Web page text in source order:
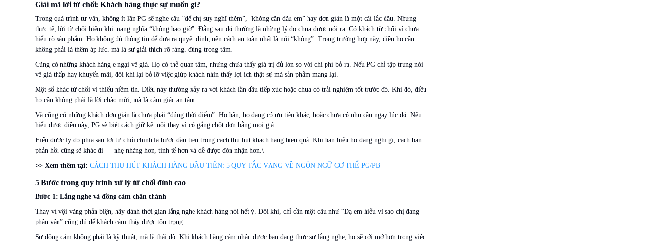
Giải mã lời từ chối: Khách hàng thực sự muốn gì?
Trong quá trình tư vấn, không ít lần PG sẽ nghe câu “để chị suy nghĩ thêm”, “không cần đâu em” hay đơn giản là một cái lắc đầu. Nhưng
thực tế, lời từ chối hiếm khi mang nghĩa “không bao giờ”. Đằng sau đó thường là những lý do chưa được nói ra. Có khách từ chối vì chưa
hiểu rõ sản phẩm. Họ không đủ thông tin để đưa ra quyết định, nên cách an toàn nhất là nói “không”. Trong trường hợp này, điều họ cần
không phải là thêm áp lực, mà là sự giải thích rõ ràng, đúng trọng tâm.
Cũng có những khách hàng e ngại về giá. Họ có thể quan tâm, nhưng chưa thấy giá trị đủ lớn so với chi phí bỏ ra. Nếu PG chỉ tập trung nói
về giá thấp hay khuyến mãi, đôi khi lại bỏ lỡ việc giúp khách nhìn thấy lợi ích thật sự mà sản phẩm mang lại.
Một số khác từ chối vì thiếu niềm tin. Điều này thường xảy ra với khách lần đầu tiếp xúc hoặc chưa có trải nghiệm tốt trước đó. Khi đó, điều
họ cần không phải là lời chào mời, mà là cảm giác an tâm.
Và cũng có những khách đơn giản là chưa phải “đúng thời điểm”. Họ bận, họ đang có ưu tiên khác, hoặc chưa có nhu cầu ngay lúc đó. Nếu
hiểu được điều này, PG sẽ biết cách giữ kết nối thay vì cố gắng chốt đơn bằng mọi giá.
Hiểu được lý do phía sau lời từ chối chính là bước đầu tiên trong cách thu hút khách hàng hiệu quả. Khi bạn hiểu họ đang nghĩ gì, cách bạn
phản hồi cũng sẽ khác đi — nhẹ nhàng hơn, tinh tế hơn và dễ được đón nhận hơn.\
>> Xem thêm tại: CÁCH THU HÚT KHÁCH HÀNG ĐẦU TIÊN: 5 QUY TẮC VÀNG VỀ NGÔN NGỮ CƠ THỂ PG/PB
5 Bước trong quy trình xử lý từ chối đỉnh cao
Bước 1: Lắng nghe và đồng cảm chân thành
Thay vì vội vàng phản biện, hãy dành thời gian lắng nghe khách hàng nói hết ý. Đôi khi, chỉ cần một câu như “Dạ em hiểu vì sao chị đang
phân vân” cũng đủ để khách cảm thấy được tôn trọng.
Sự đồng cảm không phải là kỹ thuật, mà là thái độ. Khi khách hàng cảm nhận được bạn đang thực sự lắng nghe, họ sẽ cởi mở hơn trong việc